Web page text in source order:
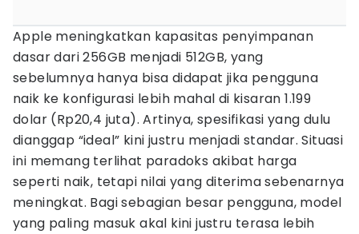
Apple meningkatkan kapasitas penyimpanan
dasar dari 256GB menjadi 512GB, yang
sebelumnya hanya bisa didapat jika pengguna
naik ke konfigurasi lebih mahal di kisaran 1.199
dolar (Rp20,4 juta). Artinya, spesifikasi yang dulu
dianggap “ideal” kini justru menjadi standar. Situasi
ini memang terlihat paradoks akibat harga
seperti naik, tetapi nilai yang diterima sebenarnya
meningkat. Bagi sebagian besar pengguna, model
yang paling masuk akal kini justru terasa lebih